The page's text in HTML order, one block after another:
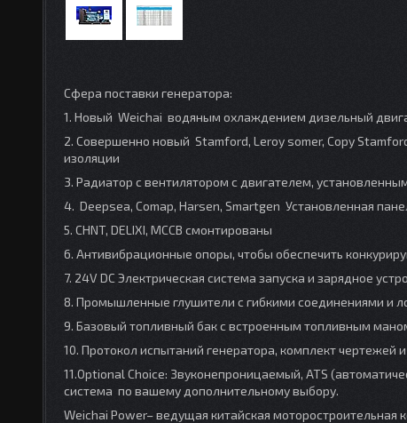
Сфера поставки генератора:
1. Новый Weichai водяным охлаждением дизельный
2. Совершенно новый Stamford, Leroy somer, Copy Stamford
изоляции
3. Радиатор с вентилятором с двигателем,
4. Deepsea, Comap, Harsen, Smartgen Установленная
5. CHNT, DELIXI, MCCB смонтированы
6. Антивибрационные опоры, чтобы обеспечить
7. 24V DC Электрическая система запуска и зарядное
8. Промышленные глушители с гибкими соединениями и
9. Базовый топливный бак с встроенным топливным
10. Протокол испытаний генератора, комплект чертежей
11.Optional Choice: Звуконепроницаемый, ATS
система по вашему дополнительному выбору.
Weichai Power– ведущая китайская